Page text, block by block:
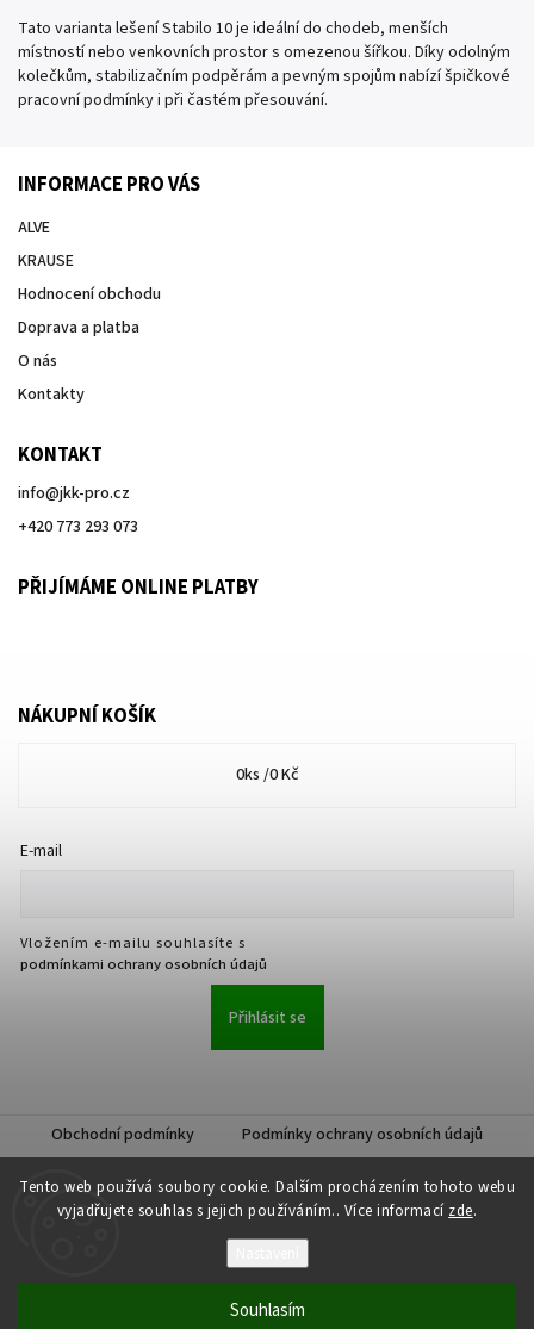
Tento web používá soubory cookie. Dalším procházením tohoto webu
vyjadřujete souhlas s jejich používáním.. Více informací zde.
Souhlasím
Tato varianta lešení Stabilo 10 je ideální do chodeb, menších
místností nebo venkovních prostor s omezenou šířkou. Díky odolným
kolečkům, stabilizačním podpěrám a pevným spojům nabízí špičkové
pracovní podmínky i při častém přesouvání.
INFORMACE PRO VÁS
ALVE
KRAUSE
Hodnocení obchodu
Doprava a platba
O nás
Kontakty
KONTAKT
info@jkk-pro.cz
+420 773 293 073
PŘIJÍMÁME ONLINE PLATBY
NÁKUPNÍ KOŠÍK
0ks /0 Kč
E-mail
Vložením e-mailu souhlasíte s
podmínkami ochrany osobních údajů
Přihlásit se
Obchodní podmínky Podmínky ochrany osobních údajů
Copyright 2026JKK Professional s.r.o.. Všechna práva vyhrazena.
Upravit nastavení cookies